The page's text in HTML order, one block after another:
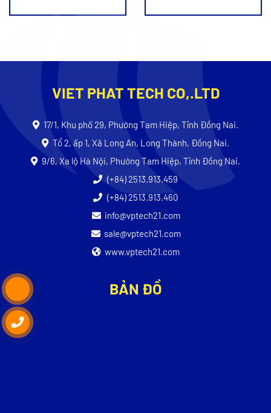
VIET PHAT TECH CO,.LTD
17/1, Khu phố 29, Phường Tam Hiệp, Tỉnh Đồng Nai.
Tổ 2, ấp 1, Xã Long An, Long Thành, Đồng Nai.
9/6, Xa lộ Hà Nội, Phường Tam Hiệp, Tỉnh Đồng Nai.
(+84) 2513.913.459
(+84) 2513.913.460
info@vptech21.com
sale@vptech21.com
www.vptech21.com
BẢN ĐỒ